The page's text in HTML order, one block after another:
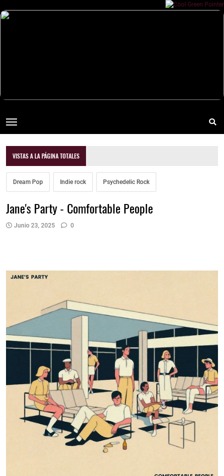
VISTAS A LA PÁGINA TOTALES
Dream Pop Indie rock Psychedelic Rock
Jane's Party - Comfortable People
Junio 23, 2025 0